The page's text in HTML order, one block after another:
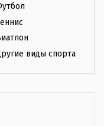
виды спорта